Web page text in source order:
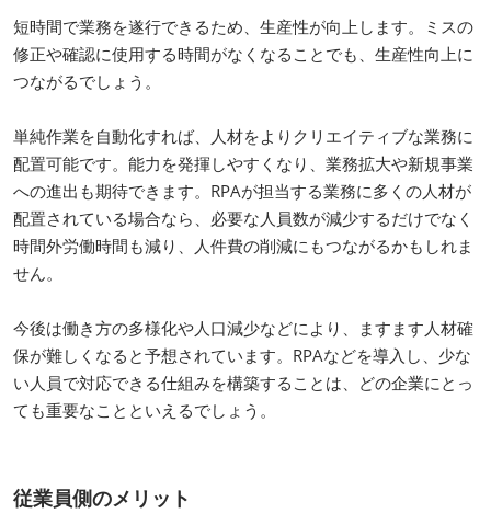
短時間で業務を遂行できるため、生産性が向上します。ミスの
修正や確認に使用する時間がなくなることでも、生産性向上に
つながるでしょう。
単純作業を自動化すれば、人材をよりクリエイティブな業務に
配置可能です。能力を発揮しやすくなり、業務拡大や新規事業
への進出も期待できます。RPAが担当する業務に多くの人材が
配置されている場合なら、必要な人員数が減少するだけでなく
時間外労働時間も減り、人件費の削減にもつながるかもしれま
せん。
今後は働き方の多様化や人口減少などにより、ますます人材確
保が難しくなると予想されています。RPAなどを導入し、少な
い人員で対応できる仕組みを構築することは、どの企業にとっ
ても重要なことといえるでしょう。
従業員側のメリット